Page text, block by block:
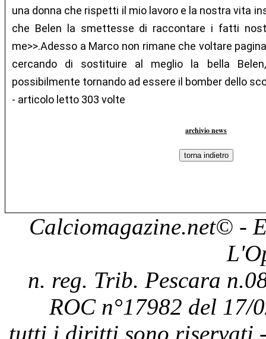
una donna che rispetti il mio lavoro e la nostra vita
che Belen la smettesse di raccontare i fatti
me>>.Adesso a Marco non rimane che voltare
cercando di sostituire al meglio la bella
possibilmente tornando ad essere il bomber dello
- articolo letto 303 volte
archivio news
Calciomagazine.net© -
n. reg. Trib. Pescara
ROC n°17982 del 17/
tutti i diritti sono riservati